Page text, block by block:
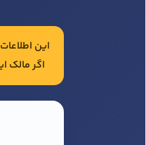
این
اگر مالک